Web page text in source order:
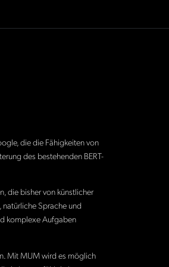
die die Fähigkeiten von
des bestehenden BERT-
die bisher von künstlicher
natürliche Sprache und
komplexe Aufgaben
Mit MUM wird es möglich